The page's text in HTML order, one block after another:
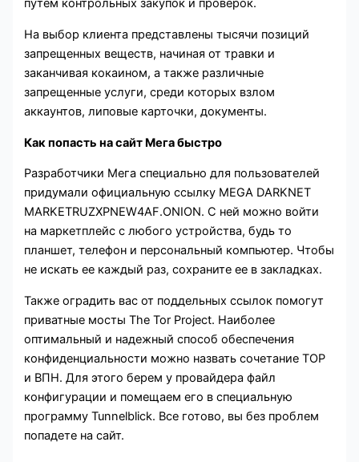
путем контрольных закупок и проверок.
На выбор клиента представлены тысячи позиций
запрещенных веществ, начиная от травки и
заканчивая кокаином, а также различные
запрещенные услуги, среди которых взлом
аккаунтов, липовые карточки, документы.
Как попасть на сайт Мега быстро
Разработчики Мега специально для пользователей
придумали официальную ссылку MEGA DARKNET
MARKETRUZXPNEW4AF.ONION. С ней можно войти
на маркетплейс с любого устройства, будь то
планшет, телефон и персональный компьютер. Чтобы
не искать ее каждый раз, сохраните ее в закладках.
Также оградить вас от поддельных ссылок помогут
приватные мосты The Tor Project. Наиболее
оптимальный и надежный способ обеспечения
конфиденциальности можно назвать сочетание ТОР
и ВПН. Для этого берем у провайдера файл
конфигурации и помещаем его в специальную
программу Tunnelblick. Все готово, вы без проблем
попадете на сайт.